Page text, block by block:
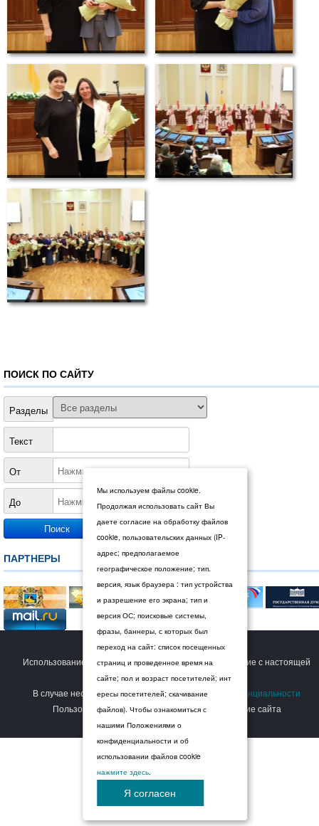
ПОИСК ПО САЙТУ
Разделы
Текст
От
До
ПАРТНЕРЫ
© 2026 Дума Ставропольского края.
Использование сайта Пользователем означает согласие с настоящей
Политикой конфиденциальности
В случае несогласия с условиямиПолитики конфиденциальности
Пользователь должен прекратить использование сайта
Мы используем файлы cookie.
Продолжая использовать сайт Вы
даете согласие на обработку файлов
cookie, пользовательских данных (IP-
адрес; предполагаемое
географическое положение; тип.
версия, язык браузера : тип устройства
и разрешение его экрана; тип и
версия ОС; поисковые системы,
фразы, баннеры, с которых был
переход на сайт: список посещенных
страниц и проведенное время на
сайте; пол и возраст посетителей; инт
ересы посетителей; скачивание
файлов). Чтобы ознакомиться с
нашими Положениями о
конфиденциальности и об
использовании файлов cookie
нажмите здесь.
Я согласен